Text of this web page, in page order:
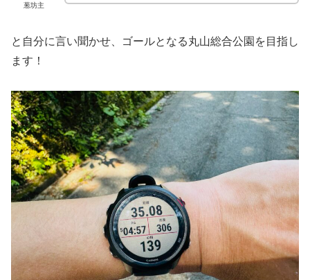
葱坊主
と自分に言い聞かせ、ゴールとなる丸山総合公園を目指し
ます！